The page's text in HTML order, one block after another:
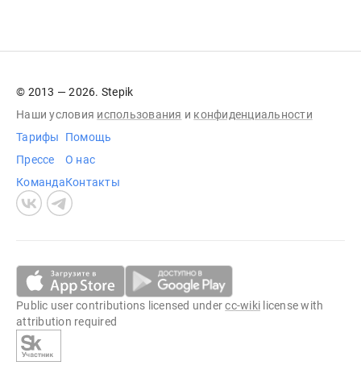
© 2013 — 2026. Stepik
Наши условия использования и конфиденциальности
Тарифы
Прессе
Команда
Помощь
О нас
Контакты
Public user contributions licensed undercc-wiki license with
attribution required